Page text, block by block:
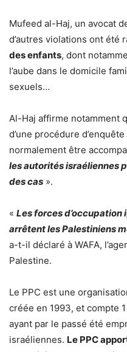
Mufeed al-Haj, un avocat
d’autres violations ont été
des enfants, dont
l’aube dans le domicile
sexuels…
Al-Haj affirme notamment
d’une procédure
normalement être
les autorités israéliennes
des cas ».
« Les forces
arrêtent les Palestiniens
a-t-il déclaré à WAFA,
Palestine.
Le PPC est une
créée en 1993, et compte
ayant par le passé été
israéliennes. Le PPC